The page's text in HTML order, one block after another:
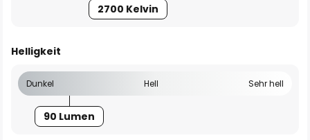
2700 Kelvin
Helligkeit
Dunkel Hell Sehr hell
90 Lumen